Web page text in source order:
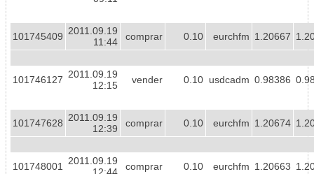
101745409 2011.09.19
11:44
comprar 0.10 eurchfm 1.20667
101746127 2011.09.19
12:15
vender 0.10 usdcadm 0.98386
101747628 2011.09.19
12:39
comprar 0.10 eurchfm 1.20674
101748001
2011.09.19
12:44
comprar 0.10 eurchfm 1.20663